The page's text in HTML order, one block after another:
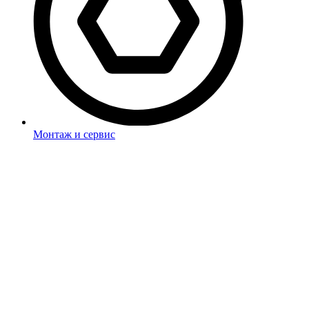
Монтаж и сервис